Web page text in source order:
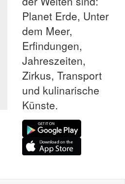
Planet Erde, Unter
dem Meer,
Erfindungen,
Jahreszeiten,
Zirkus, Transport
und kulinarische
Künste.